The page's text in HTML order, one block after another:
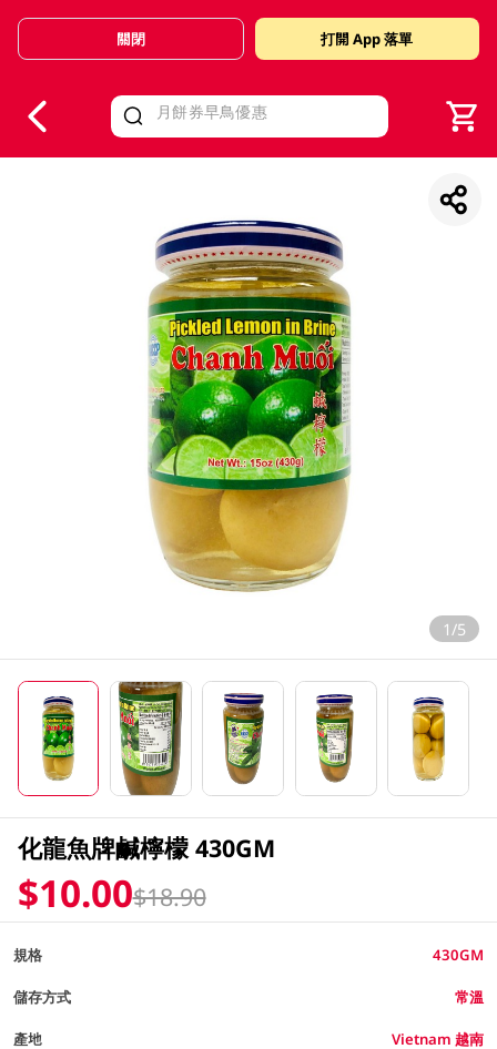
Valid Until 30 June 2026
關閉 打開 App 落單
1/5
化龍魚牌鹹檸檬 430GM
$10.00$18.90
規格 430GM
儲存方式 常溫
產地 Vietnam 越南